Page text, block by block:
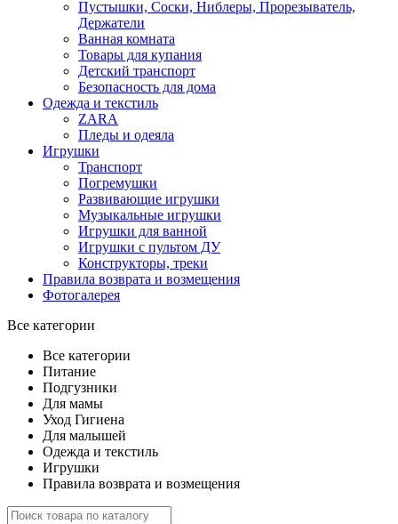
Пустышки, Соски, Ниблеры, Прорезыватель,
Держатели
Ванная комната
Товары для купания
Детский транспорт
Безопасность для дома
Одежда и текстиль
ZARA
Пледы и одеяла
Игрушки
Транспорт
Погремушки
Развивающие игрушки
Музыкальные игрушки
Игрушки для ванной
Игрушки с пультом ДУ
Конструкторы, треки
Правила возврата и возмещения
Фотогалерея
Все категории
Все категории
Питание
Подгузники
Для мамы
Уход Гигиена
Для малышей
Одежда и текстиль
Игрушки
Правила возврата и возмещения